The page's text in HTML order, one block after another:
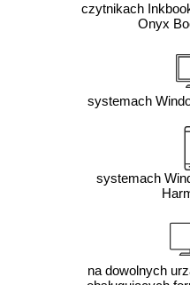
czytnikach
Onyx
systemach
systemach
na dowolnych